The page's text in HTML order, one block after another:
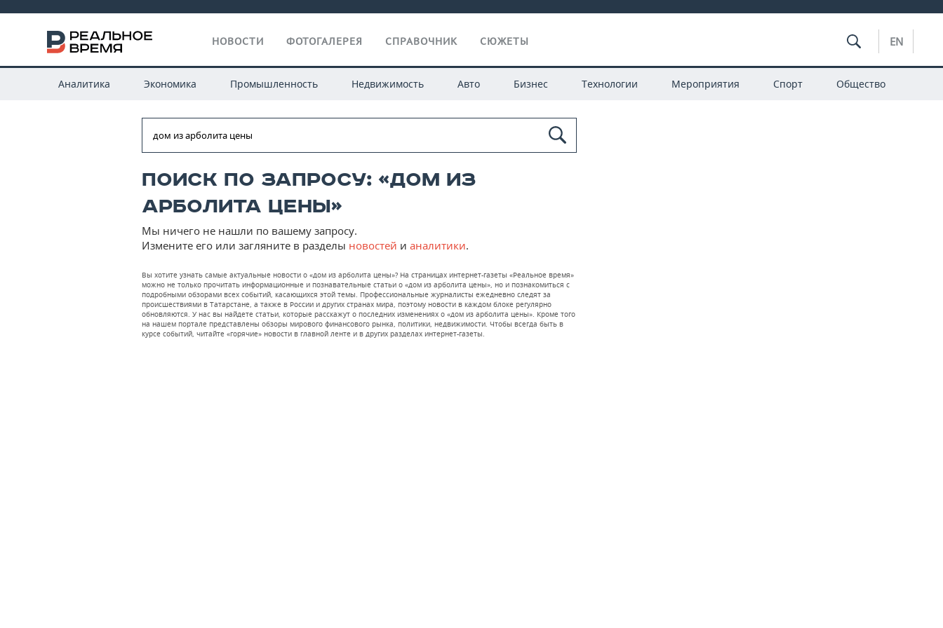
НОВОСТИ ФОТОГАЛЕРЕЯ СПРАВОЧНИК СЮЖЕТЫ EN
Аналитика Экономика Промышленность Недвижимость Авто Бизнес Технологии Мероприятия Спорт Общество
Поиск по запросу: «дом из
арболита цены»
Мы ничего не нашли по вашему запросу.
Измените его или загляните в разделы новостей и аналитики.
Вы хотите узнать самые актуальные новости о «дом из арболита цены»? На страницах интернет-газеты «Реальное время»
можно не только прочитать информационные и познавательные статьи о «дом из арболита цены», но и познакомиться с
подробными обзорами всех событий, касающихся этой темы. Профессиональные журналисты ежедневно следят за
происшествиями в Татарстане, а также в России и других странах мира, поэтому новости в каждом блоке регулярно
обновляются. У нас вы найдете статьи, которые расскажут о последних изменениях о «дом из арболита цены». Кроме того
на нашем портале представлены обзоры мирового финансового рынка, политики, недвижимости. Чтобы всегда быть в
курсе событий, читайте «горячие» новости в главной ленте и в других разделах интернет-газеты.